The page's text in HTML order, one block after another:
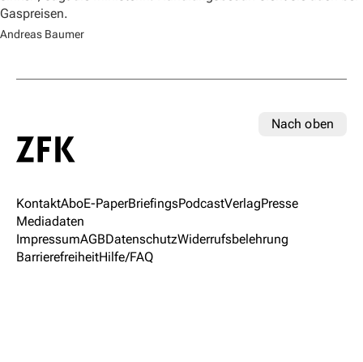
Gaspreisen.
Andreas Baumer
Nach oben
KontaktAboE-PaperBriefingsPodcastVerlagPresse
Mediadaten
ImpressumAGBDatenschutzWiderrufsbelehrung
BarrierefreiheitHilfe/FAQ